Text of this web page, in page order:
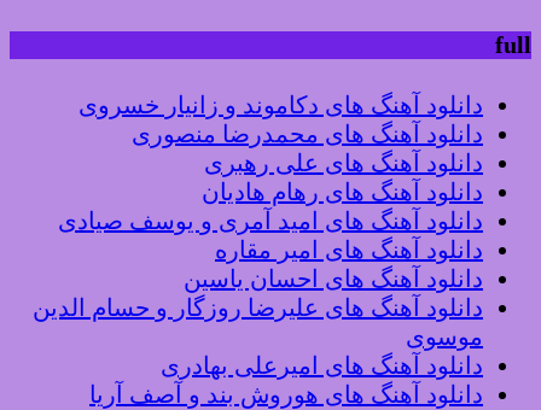
full
دانلود آهنگ های دکاموند و زانیار خسروی
دانلود آهنگ های محمدرضا منصوری
دانلود آهنگ های علی رهبری
دانلود آهنگ های رهام هادیان
دانلود آهنگ های امید آمری و یوسف صیادی
دانلود آهنگ های امیر مقاره
دانلود آهنگ های احسان یاسین
دانلود آهنگ های علیرضا روزگار و حسام الدین
موسوی
دانلود آهنگ های امیرعلی بهادری
دانلود آهنگ های هوروش بند و آصف آریا